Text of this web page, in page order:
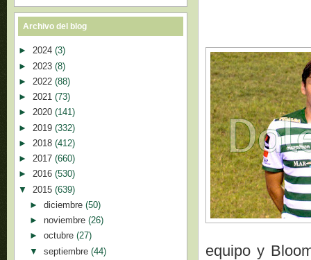
equipo y
Archivo del blog
► 2024 (3)
► 2023 (8)
► 2022 (88)
► 2021 (73)
► 2020 (141)
► 2019 (332)
► 2018 (412)
► 2017 (660)
► 2016 (530)
▼ 2015 (639)
► diciembre (50)
► noviembre (26)
► octubre (27)
▼ septiembre (44)